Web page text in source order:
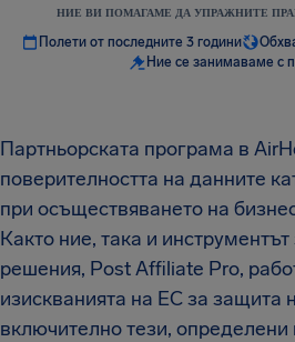
НИЕ ВИ ПОМАГАМЕ ДА УПРАЖНИТЕ
Полети от последните 3 години
Ние се занимаваме с
Партньорската програма в
поверителността на данните
при осъществяването на
Както ние, така и
решения, Post Affiliate Pro,
изискванията на ЕС за защита
включително тези,